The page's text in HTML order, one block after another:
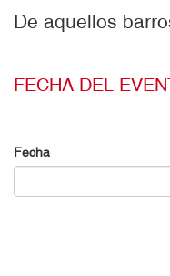
De aquellos
FECHA DEL
Fecha